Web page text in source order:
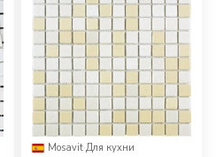
Mosavit·Для кухни